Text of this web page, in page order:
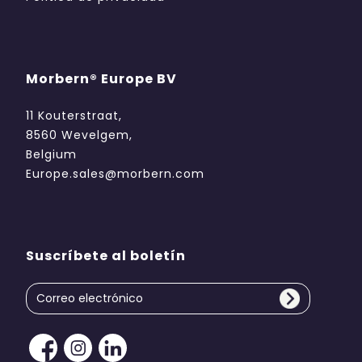
Morbern® Europe BV
11 Kouterstraat,
8560 Wevelgem,
Belgium
Europe.sales@morbern.com
Suscríbete al boletín